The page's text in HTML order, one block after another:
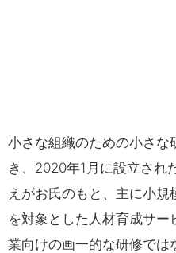
小さな組織のための小さな
き、2020年1月に設立され
えがお氏のもと、主に小
を対象とした人材育成サ
業向けの画一的な研修では